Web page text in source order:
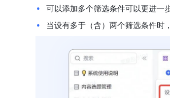
可以添加多个筛选条件可以更进一
当设有多于（含）两个筛选条件时